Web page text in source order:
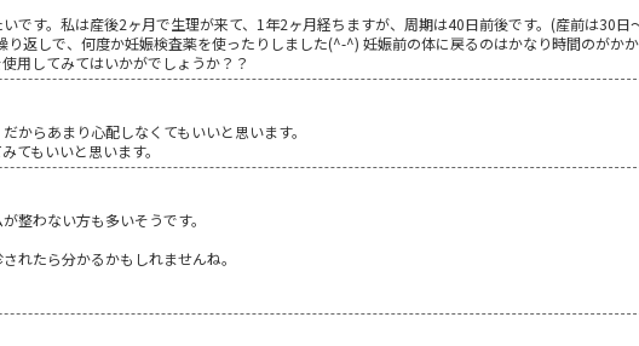
です。私は産後2ヶ月で生理が来て、1年2ヶ月経ちますが、周期は40日前後です。(産前は30日
返しで、何度か妊娠検査薬を使ったりしました(^-^) 妊娠前の体に戻るのはかなり時間のがかか
用してみてはいかがでしょうか？？
からあまり心配しなくてもいいと思います。
てもいいと思います。
整わない方も多いそうです。
れたら分かるかもしれませんね。